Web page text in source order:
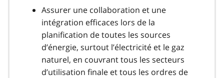
Assurer une collaboration et une
intégration efficaces lors de la
planification de toutes les sources
d’énergie, surtout l’électricité et le gaz
naturel, en couvrant tous les secteurs
d’utilisation finale et tous les ordres de